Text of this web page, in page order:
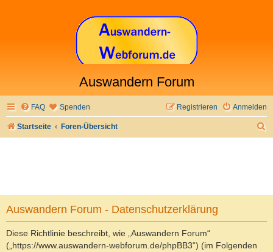
Auswandern Forum
FAQ Spenden Anmelden
Registrieren
Startseite Foren-Übersicht
Auswandern Forum - Datenschutzerklärung
Diese Richtlinie beschreibt, wie „Auswandern Forum“
(„https://www.auswandern-webforum.de/phpBB3“) (im Folgenden